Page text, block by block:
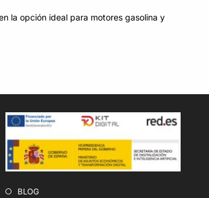
la opción ideal para motores gasolina y
BLOG